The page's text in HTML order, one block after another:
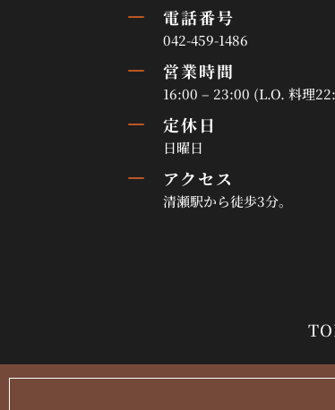
K 電話番号
042-459-1486
K 営業時間
16:00 – 23:00 (L.O. 料理
K 定休日
日曜日
K アクセス
清瀬駅から徒歩3分。